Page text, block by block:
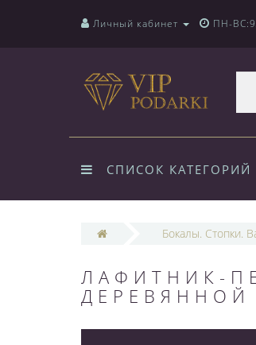
Личный кабинет ПН-
СПИСОК КАТЕГОРИЙ
Бокалы. Стопки.
ЛАФИТНИК-
ДЕРЕВЯННОЙ